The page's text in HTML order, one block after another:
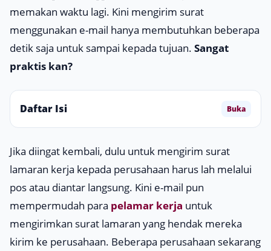
memakan waktu lagi. Kini mengirim surat
menggunakan e-mail hanya membutuhkan beberapa
detik saja untuk sampai kepada tujuan. Sangat
praktis kan?
Daftar Isi Buka
Jika diingat kembali, dulu untuk mengirim surat
lamaran kerja kepada perusahaan harus lah melalui
pos atau diantar langsung. Kini e-mail pun
mempermudah para pelamar kerja untuk
mengirimkan surat lamaran yang hendak mereka
kirim ke perusahaan. Beberapa perusahaan sekarang